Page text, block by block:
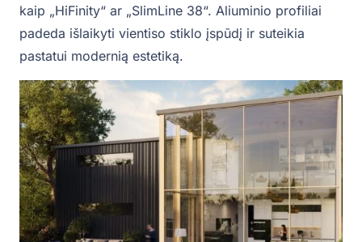
kaip „HiFinity“ ar „SlimLine 38“. Aliuminio profiliai
padeda išlaikyti vientiso stiklo įspūdį ir suteikia
pastatui modernią estetiką.